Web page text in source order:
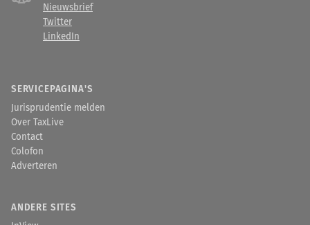
Nieuwsbrief
Twitter
LinkedIn
SERVICEPAGINA'S
Jurisprudentie melden
Over TaxLive
Contact
Colofon
Adverteren
ANDERE SITES